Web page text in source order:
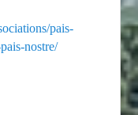
pais-
nostre/